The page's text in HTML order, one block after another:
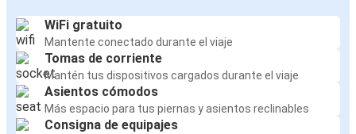
WiFi gratuito
Mantente conectado durante el viaje
Tomas de corriente
Mantén tus dispositivos cargados durante el viaje
Asientos cómodos
Más espacio para tus piernas y asientos reclinables
Consigna de equipajes